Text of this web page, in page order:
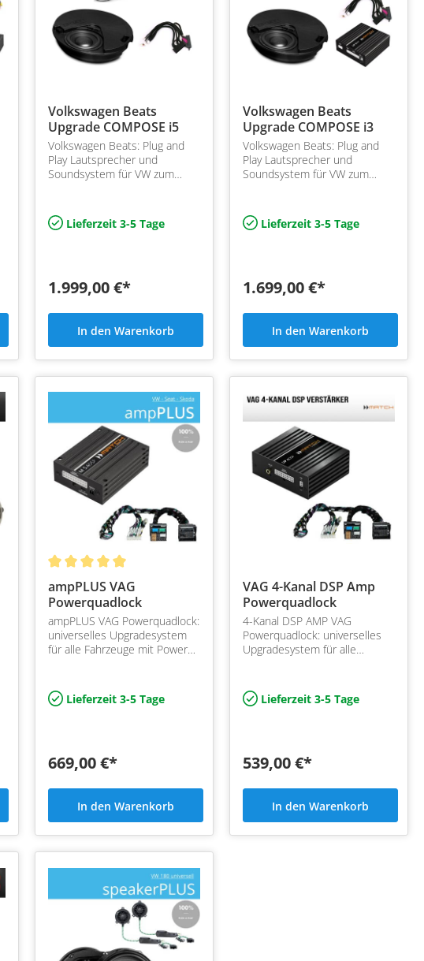
Volkswagen Beats
Upgrade COMPOSE i5
Volkswagen Beats: Plug and
Play Lautsprecher und
Soundsystem für VW zum
bei werkseitigem Beats
Soundsystem
Lieferzeit 3-5 Tage
1.999,00 €*
In den Warenkorb
Volkswagen Beats
Upgrade COMPOSE i3
Volkswagen Beats: Plug and
Play Lautsprecher und
Soundsystem für VW zum
bei werkseitigem Beats
Soundsystem
Lieferzeit 3-5 Tage
1.699,00 €*
In den Warenkorb
ampPLUS VAG
Powerquadlock
ampPLUS VAG Powerquadlock:
universelles Upgradesystem
für alle Fahrzeuge mit Power
Lieferzeit 3-5 Tage
669,00 €*
In den Warenkorb
VAG 4-Kanal DSP Amp
Powerquadlock
4-Kanal DSP AMP VAG
Powerquadlock: universelles
Upgradesystem für alle
Lieferzeit 3-5 Tage
539,00 €*
In den Warenkorb